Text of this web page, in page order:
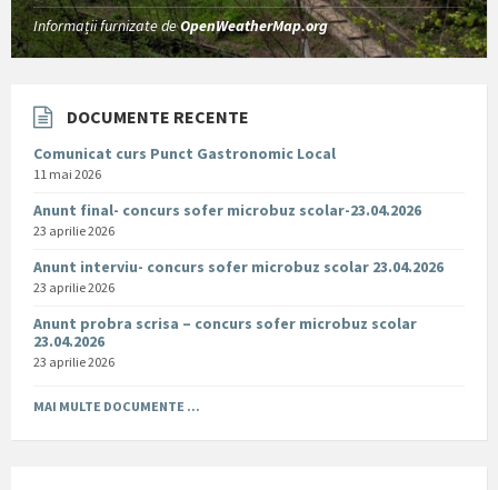
Informații furnizate deOpenWeatherMap.org
DOCUMENTE RECENTE
Comunicat curs Punct Gastronomic Local
11 mai 2026
Anunt final- concurs sofer microbuz scolar-23.04.2026
23 aprilie 2026
Anunt interviu- concurs sofer microbuz scolar 23.04.2026
23 aprilie 2026
Anunt probra scrisa – concurs sofer microbuz scolar
23.04.2026
23 aprilie 2026
MAI MULTE DOCUMENTE ...